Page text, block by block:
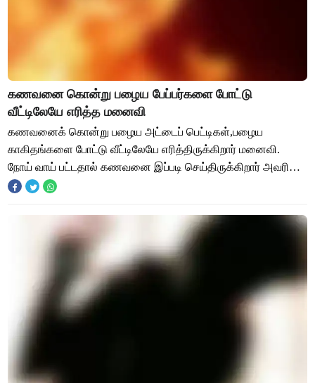
கணவனை கொன்று பழைய பேப்பர்களை போட்டு
வீட்டிலேயே எரித்த மனைவி
கணவனைக் கொன்று பழைய அட்டைப் பெட்டிகள்,பழைய
காகிதங்களை போட்டு வீட்டிலேயே எரித்திருக்கிறார் மனைவி.
நோய் வாய் பட்டதால் கணவனை இப்படி செய்திருக்கிறார் அவரின்
மனைவி . ஆந்திராவில் பெரும் அதிர்ச்சியை ஏற்படுத